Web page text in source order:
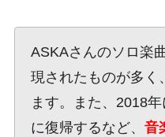
ASKAさんのソロ楽
現されたものが多く
ます。また、2018
に復帰するなど、 音